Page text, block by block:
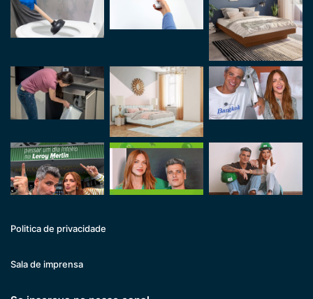
Politica de privacidade
Sala de imprensa